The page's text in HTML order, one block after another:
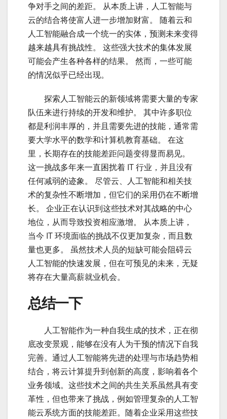
争对手之间的差距。 从本质上讲，人工智能与
云的结合将使富人进一步增加财富。 随着云和
人工智能融合成一个统一的实体，预测未来变得
越来越具有挑战性。 这些强大技术的集体发展
可能会产生各种各样的结果。 然而，一些可能
的情况似乎已经出现。
探索人工智能云的新领域将需要大量的专家
队伍来进行持续的开发和维护。 其中许多职位
都是利润丰厚的，并且需要先进的技能，通常需
要大学水平的数学和计算机教育基础。 在这
里，长期存在的技能差距问题变得显而易见。
这一挑战多年来一直困扰着 IT 行业，并且没有
任何减弱的迹象。 尽管云、人工智能和相关技
术的复杂性不断增加，但它们的采用仍在不断增
长。 企业正在认识到这些技术对其战略的中心
地位，从而导致投资相应激增。 从本质上讲，
当今 IT 环境面临的挑战不仅更加复杂，而且数
量也更多。 虽然技术人员的短缺可能会阻碍云
人工智能的快速发展，但在可预见的未来，无疑
将存在大量高薪就业机会。
总结一下
人工智能作为一种自我生成的技术，正在彻
底改变景观，能够在没有人为干预的情况下自我
完善。通过人工智能将先进的处理与市场趋势相
结合，将云计算提升到创新的高度，影响着各个
业务领域。这些技术之间的共生关系虽然具有变
革性，但也带来了挑战，例如管理复杂的人工智
能云系统方面的技能差距。随着企业采用这些技